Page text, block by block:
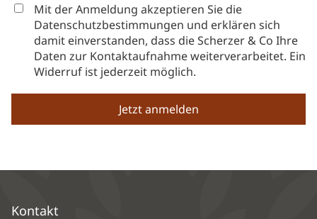
Mit der Anmeldung akzeptieren Sie die
Datenschutzbestimmungen und erklären sich
damit einverstanden, dass die Scherzer & Co Ihre
Daten zur Kontaktaufnahme weiterverarbeitet. Ein
Widerruf ist jederzeit möglich.
Kontakt